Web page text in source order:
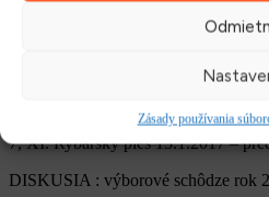
Zásady používania
7, XI. Rybársky ples 13.1.2017 –
DISKUSIA : výborové schôdze rok